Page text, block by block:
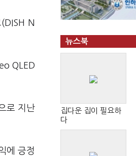
N
QLED
로 지난
에 긍정
뉴스북
집다운 집이 필요하
다